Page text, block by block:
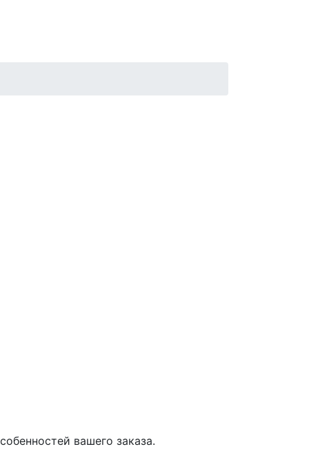
вашего заказа.